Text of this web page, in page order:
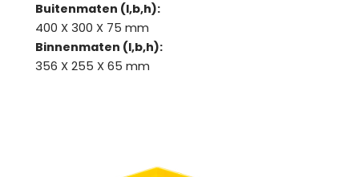
Buitenmaten (l,b,h):
400 X 300 X 75 mm
Binnenmaten (l,b,h):
356 X 255 X 65 mm